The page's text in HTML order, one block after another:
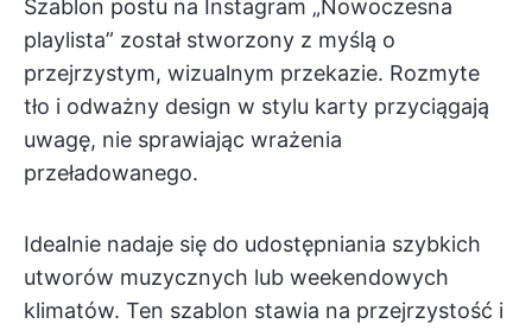
Szablon postu na Instagram „Nowoczesna
playlista” został stworzony z myślą o
przejrzystym, wizualnym przekazie. Rozmyte
tło i odważny design w stylu karty przyciągają
uwagę, nie sprawiając wrażenia
przeładowanego.
Idealnie nadaje się do udostępniania szybkich
utworów muzycznych lub weekendowych
klimatów. Ten szablon stawia na przejrzystość i